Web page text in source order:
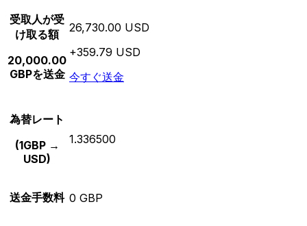
受取人が受
け取る額
20,000.00
GBPを送金
26,730.00 USD
+359.79 USD
今すぐ送金
為替レート
(1GBP →
USD)
1.336500
送金手数料 0 GBP